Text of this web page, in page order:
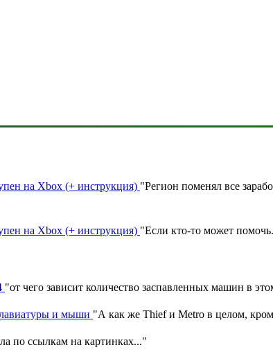
на Xbox (+ инструкция) "Регион поменял все
на Xbox (+ инструкция) "Если кто-то может
"от чего зависит количество заспавленных машин в
и мыши "А как же Thief и Metro в целом,
по ссылкам на картинках..."